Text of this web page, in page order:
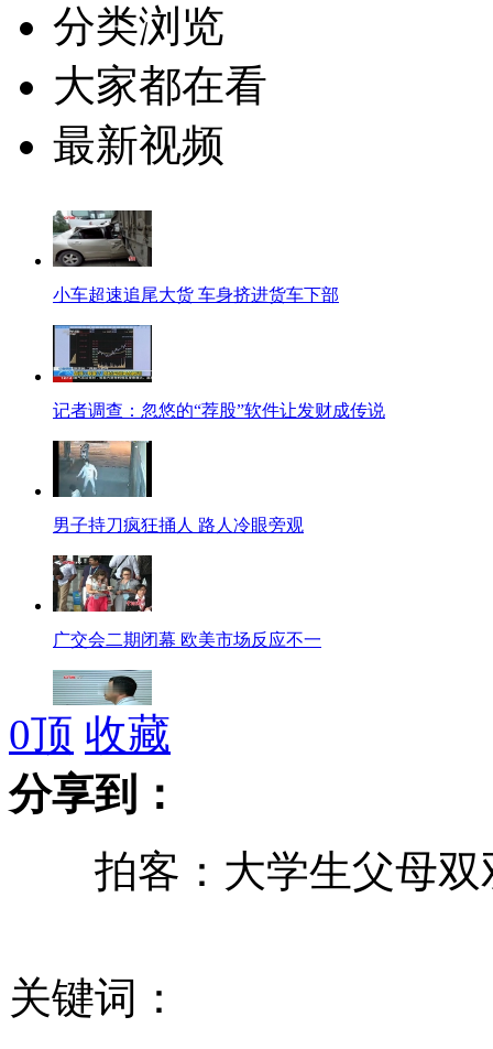
分类浏览
大家都在看
最新视频
小车超速追尾大货 车身挤进货车下部
记者调查：忽悠的“荐股”软件让发财成传说
男子持刀疯狂捅人 路人冷眼旁观
广交会二期闭幕 欧美市场反应不一
男子屡在女生宿舍楼下自慰 被抓后求社会理解
广西90后男子散布地震谣言泄愤被拘留
航拍芦山宝兴受灾区： 蓝色救灾帐篷遍地分布
0顶 收藏
分享到：
拍客：大学生父母双
关键词：